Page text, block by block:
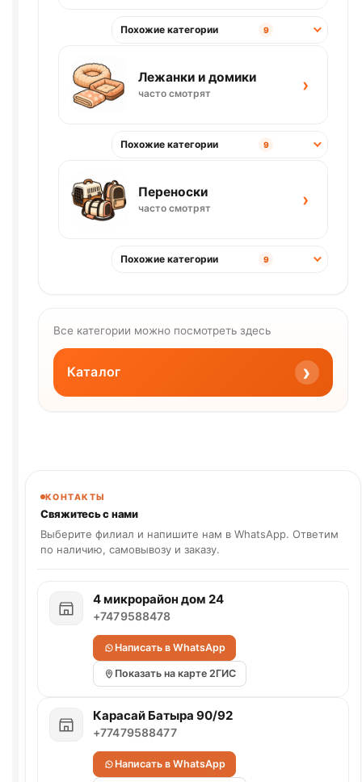
Похожие категории 9
Лежанки и домики
часто смотрят ›
Похожие категории 9
Переноски
часто смотрят ›
Похожие категории 9
Все категории можно посмотреть здесь
Каталог ›
КОНТАКТЫ
Свяжитесь с нами
Выберите филиал и напишите нам в WhatsApp. Ответим
по наличию, самовывозу и заказу.
4 микрорайон дом 24
+7479588478
Написать в WhatsApp
Показать на карте 2ГИС
Карасай Батыра 90/92
+77479588477
Написать в WhatsApp